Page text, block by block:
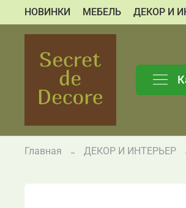
НОВИНКИ МЕБЕЛЬ ДЕКОР И
Главная ДЕКОР И ИНТЕРЬЕР